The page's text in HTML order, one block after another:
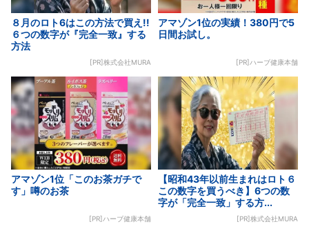
８月のロト6はこの方法で買え!!
６つの数字が『完全一致』する
方法
[PR]株式会社MURA
アマゾン1位の実績！380円で5
日間お試し。
[PR]ハーブ健康本舗
アマゾン1位「このお茶ガチで
す」噂のお茶
[PR]ハーブ健康本舗
【昭和43年以前生まれはロト６
この数字を買うべき】6つの数
字が「完全一致」する方...
[PR]株式会社MURA